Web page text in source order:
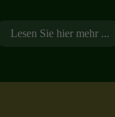
Lesen Sie hier mehr ...